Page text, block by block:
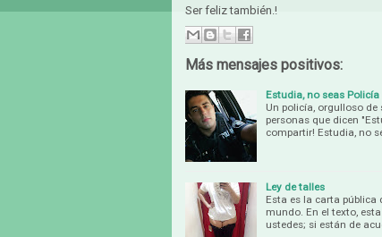
Ser feliz también.!
Más mensajes positivos:
Estudia, no seas Policía
Un policía, orgulloso
personas que dicen
compartir! Estudia, no
Ley de talles
Esta es la carta pública
mundo. En el texto,
ustedes; si están de